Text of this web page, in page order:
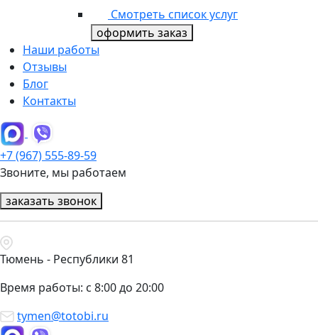
Смотреть список услуг
оформить заказ
Наши работы
Отзывы
Блог
Контакты
+7 (967) 555-89-59
Звоните, мы работаем
заказать звонок
Тюмень - Республики 81
Время работы: с 8:00 до 20:00
tymen@totobi.ru